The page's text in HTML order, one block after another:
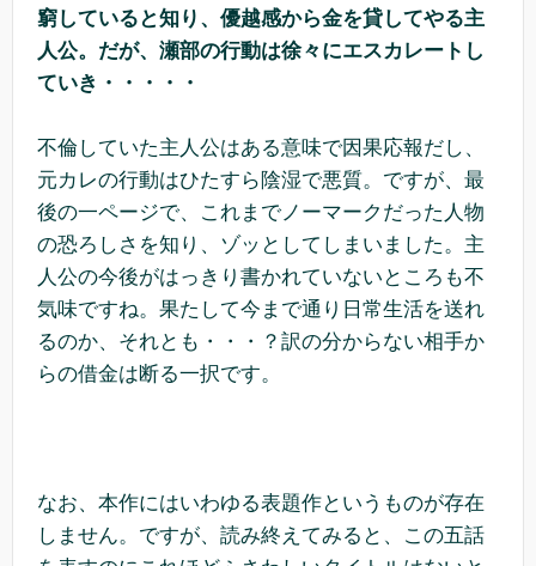
窮していると知り、優越感から金を貸してやる主
人公。だが、瀬部の行動は徐々にエスカレートし
ていき・・・・・
不倫していた主人公はある意味で因果応報だし、
元カレの行動はひたすら陰湿で悪質。ですが、最
後の一ページで、これまでノーマークだった人物
の恐ろしさを知り、ゾッとしてしまいました。主
人公の今後がはっきり書かれていないところも不
気味ですね。果たして今まで通り日常生活を送れ
るのか、それとも・・・？訳の分からない相手か
らの借金は断る一択です。
なお、本作にはいわゆる表題作というものが存在
しません。ですが、読み終えてみると、この五話